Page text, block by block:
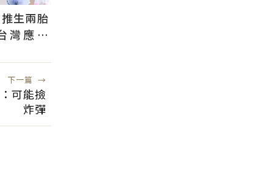
生兩胎
灣應學
下一篇 →
可能撿
炸彈